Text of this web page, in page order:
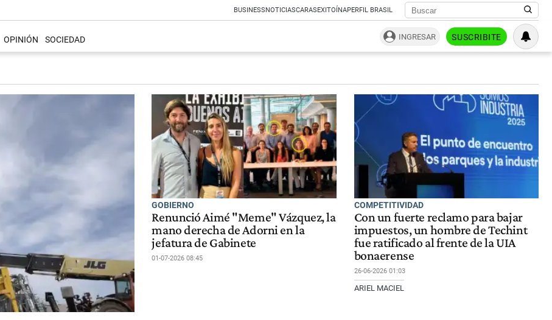
BUSINESSNOTICIASCARASEXITOÍNAPERFIL BRASIL
OPINIÓN SOCIEDAD INGRESAR SUSCRIBITE
GOBIERNO
Renunció Aimé "Meme" Vázquez, la
mano derecha de Adorni en la
jefatura de Gabinete
01-07-2026 08:45
COMPETITIVIDAD
Con un fuerte reclamo para bajar
impuestos, un hombre de Techint
fue ratificado al frente de la UIA
bonaerense
26-06-2026 01:03
ARIEL MACIEL